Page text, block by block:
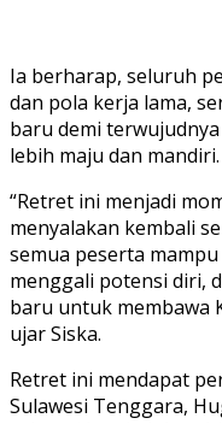
Ia berharap, seluruh
dan pola kerja lama,
baru demi
lebih maju dan mandiri.
“Retret ini menjadi
menyalakan kembali
semua peserta
menggali potensi diri,
baru untuk membawa
ujar Siska.
Retret ini mendapat
Sulawesi Tenggara,